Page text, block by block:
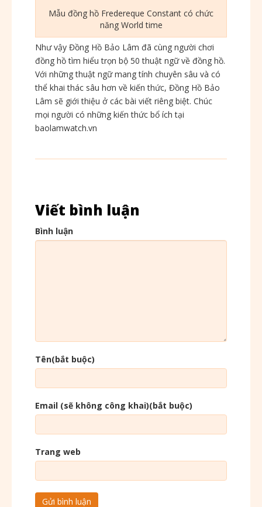
Mẫu đồng hồ Fredereque Constant có chức
năng World time
Như vậy Đồng Hồ Bảo Lâm đã cùng người chơi
đồng hồ tìm hiểu trọn bộ 50 thuật ngữ về đồng hồ.
Với những thuật ngữ mang tính chuyên sâu và có
thể khai thác sâu hơn về kiến thức, Đồng Hồ Bảo
Lâm sẽ giới thiệu ở các bài viết riêng biệt. Chúc
mọi người có những kiến thức bổ ích tại
baolamwatch.vn
Viết bình luận
Bình luận
Tên(bắt buộc)
Email (sẽ không công khai)(bắt buộc)
Trang web